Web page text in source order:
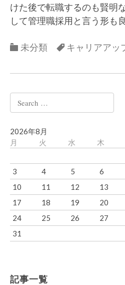
けた後で転職するのも賢明
して管理職採用と言う形も
Categories
未分類 Categories
キャリアアッ
for:
2026年8月
月
火 水 木
3
4 5 6
10
11 12 13
17
18 19 20
24
25 26 27
31
記事一覧